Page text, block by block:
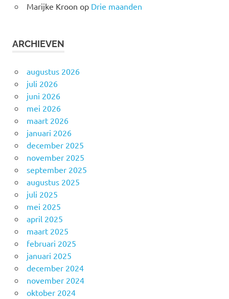
Marijke Kroon op Drie maanden
ARCHIEVEN
augustus 2026
juli 2026
juni 2026
mei 2026
maart 2026
januari 2026
december 2025
november 2025
september 2025
augustus 2025
juli 2025
mei 2025
april 2025
maart 2025
februari 2025
januari 2025
december 2024
november 2024
oktober 2024